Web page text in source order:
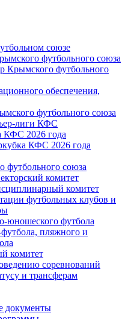
союзе
футбольного союза
Крымского футбольного
обеспечения,
футбольного союза
лиги КФС
КФС 2026 года
КФС 2026 года
футбольного союза
комитет
комитет
футбольных клубов и
юношеского футбола
пляжного и
комитет
соревнований
и трансферам
документы